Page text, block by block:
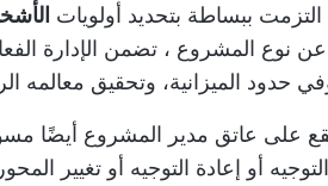
ببساطة بتحديد أولويات
عن نوع المشروع ، تضمن الإدارة
حدود الميزانية، وتحقيق معالمه
على عاتق مدير المشروع أيضًا
أو إعادة التوجيه أو تغيير